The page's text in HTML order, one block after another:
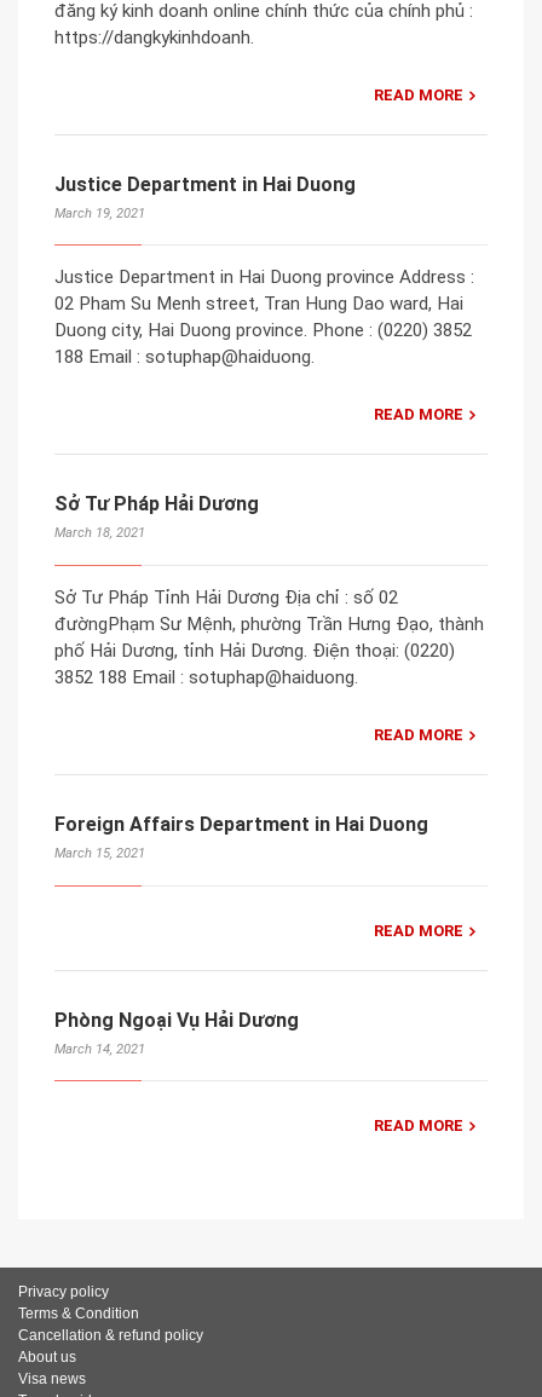
đăng ký kinh doanh online chính thức của chính phủ :
https://dangkykinhdoanh.
READ MORE
Justice Department in Hai Duong
March 19, 2021
Justice Department in Hai Duong province Address :
02 Pham Su Menh street, Tran Hung Dao ward, Hai
Duong city, Hai Duong province. Phone : (0220) 3852
188 Email : sotuphap@haiduong.
READ MORE
Sở Tư Pháp Hải Dương
March 18, 2021
Sở Tư Pháp Tỉnh Hải Dương Địa chỉ : số 02
đườngPhạm Sư Mệnh, phường Trần Hưng Đạo, thành
phố Hải Dương, tỉnh Hải Dương. Điện thoại: (0220)
3852 188 Email : sotuphap@haiduong.
READ MORE
Foreign Affairs Department in Hai Duong
March 15, 2021
READ MORE
Phòng Ngoại Vụ Hải Dương
March 14, 2021
READ MORE
Privacy policy
Terms & Condition
Cancellation & refund policy
About us
Visa news